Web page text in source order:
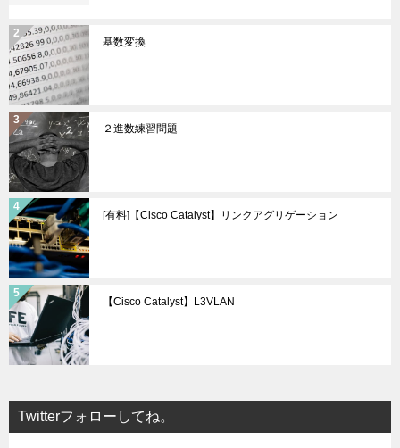
基数変換
２進数練習問題
[有料]【Cisco Catalyst】リンクアグリゲーション
【Cisco Catalyst】L3VLAN
Twitterフォローしてね。